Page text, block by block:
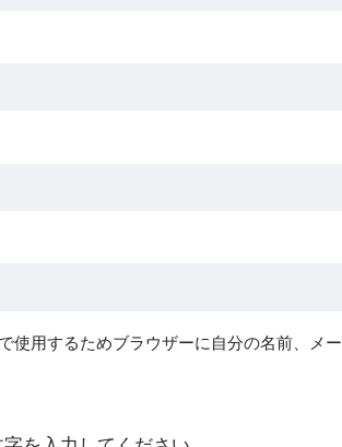
使用するためブラウザーに自分の名前、メ